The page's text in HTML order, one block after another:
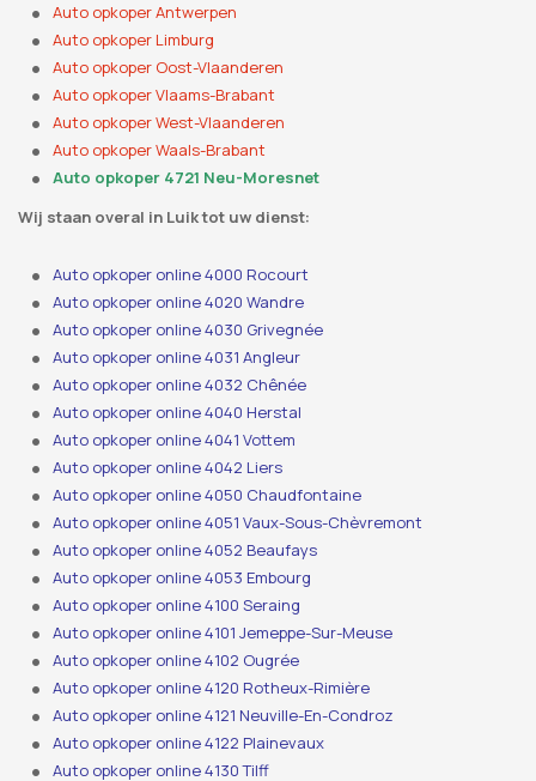
Auto opkoper Antwerpen
Auto opkoper Limburg
Auto opkoper Oost-Vlaanderen
Auto opkoper Vlaams-Brabant
Auto opkoper West-Vlaanderen
Auto opkoper Waals-Brabant
Auto opkoper 4721 Neu-Moresnet
Wij staan ​​overal in Luik tot uw dienst:
Auto opkoper online 4000 Rocourt
Auto opkoper online 4020 Wandre
Auto opkoper online 4030 Grivegnée
Auto opkoper online 4031 Angleur
Auto opkoper online 4032 Chênée
Auto opkoper online 4040 Herstal
Auto opkoper online 4041 Vottem
Auto opkoper online 4042 Liers
Auto opkoper online 4050 Chaudfontaine
Auto opkoper online 4051 Vaux-Sous-Chèvremont
Auto opkoper online 4052 Beaufays
Auto opkoper online 4053 Embourg
Auto opkoper online 4100 Seraing
Auto opkoper online 4101 Jemeppe-Sur-Meuse
Auto opkoper online 4102 Ougrée
Auto opkoper online 4120 Rotheux-Rimière
Auto opkoper online 4121 Neuville-En-Condroz
Auto opkoper online 4122 Plainevaux
Auto opkoper online 4130 Tilff